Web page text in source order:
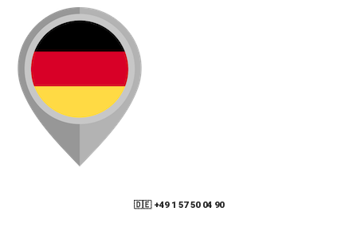
🇩🇪 +49 1 57 50 04 90